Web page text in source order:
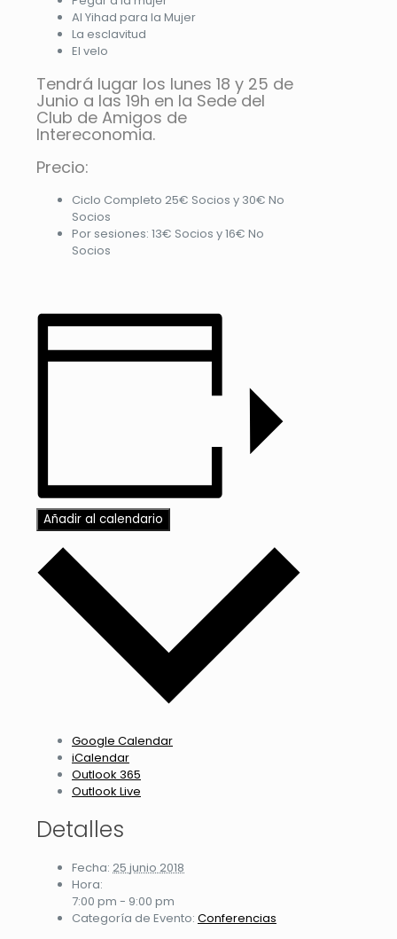
Al Yihad para la Mujer
La esclavitud
El velo
Tendrá lugar los lunes 18 y 25 de
Junio a las 19h en la Sede del
Club de Amigos de
Intereconomia.
Precio:
Ciclo Completo 25€ Socios y 30€ No
Socios
Por sesiones: 13€ Socios y 16€ No
Socios
Añadir al calendario
Google Calendar
iCalendar
Outlook 365
Outlook Live
Detalles
Fecha: 25 junio 2018
Hora:
7:00 pm - 9:00 pm
Categoría de Evento: Conferencias